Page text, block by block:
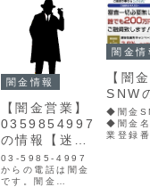
闇金情報
【闇金営業】
0359854997
の情報【迷惑
電話】
03-5985-4997
からの電話は闇金
です。闇金
闇金情
【闇
SNW
◆闇金
◆闇金
業登録
東京都
町2-8-